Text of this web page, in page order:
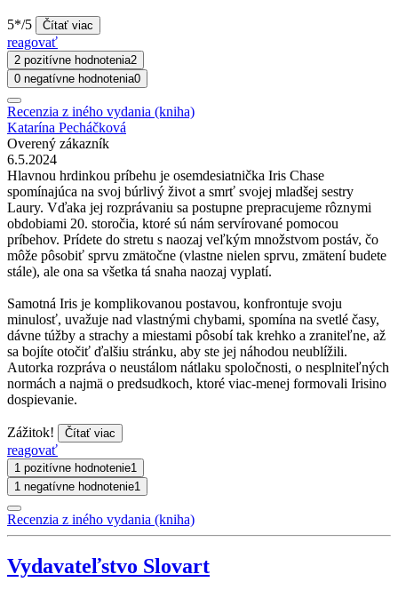
5*/5 Čítať viac
reagovať
2 pozitívne hodnotenia2
0 negatívne hodnotenia0
Recenzia z iného vydania (kniha)
Katarína Pecháčková
Overený zákazník
6.5.2024
Hlavnou hrdinkou príbehu je osemdesiatnička Iris Chase
spomínajúca na svoj búrlivý život a smrť svojej mladšej sestry
Laury. Vďaka jej rozprávaniu sa postupne prepracujeme rôznymi
obdobiami 20. storočia, ktoré sú nám servírované pomocou
príbehov. Prídete do stretu s naozaj veľkým množstvom postáv, čo
môže pôsobiť sprvu zmätočne (vlastne nielen sprvu, zmätení budete
stále), ale ona sa všetka tá snaha naozaj vyplatí.
Samotná Iris je komplikovanou postavou, konfrontuje svoju
minulosť, uvažuje nad vlastnými chybami, spomína na svetlé časy,
dávne túžby a strachy a miestami pôsobí tak krehko a zraniteľne, až
sa bojíte otočiť ďalšiu stránku, aby ste jej náhodou neublížili.
Autorka rozpráva o neustálom nátlaku spoločnosti, o nesplniteľných
normách a najmä o predsudkoch, ktoré viac-menej formovali Irisino
dospievanie.
Zážitok! Čítať viac
reagovať
1 pozitívne hodnotenie1
1 negatívne hodnotenie1
Recenzia z iného vydania (kniha)
Vydavateľstvo Slovart